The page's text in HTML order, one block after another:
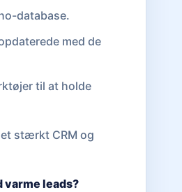
database.
med de
til at holde
stærkt CRM og
varme leads?